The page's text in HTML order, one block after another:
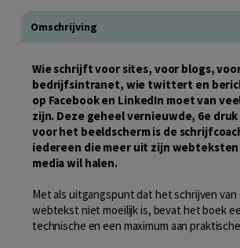
Omschrijving
Wie schrijft voor sites, voor blogs,
bedrijfsintranet, wie twittert en
op Facebook en LinkedIn moet van
zijn. Deze geheel vernieuwde, 6e
voor het beeldscherm is de
iedereen die meer uit zijn webteksten
media wil halen.
Met als uitgangspunt dat het schrijven van
webtekst niet moeilijk is, bevat het boek
technische en een maximum aan